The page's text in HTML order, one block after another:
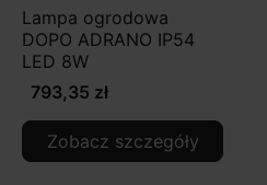
Lampa ogrodowa
DOPO ADRANO IP54
LED 8W
793,35 zł
Zobacz szczegóły